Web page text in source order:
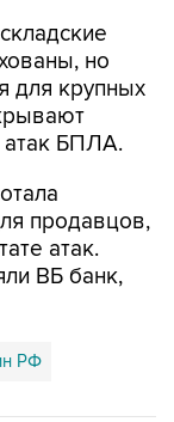
но
для крупных
атак БПЛА.
продавцов,
атак.
ВБ банк,
РФ